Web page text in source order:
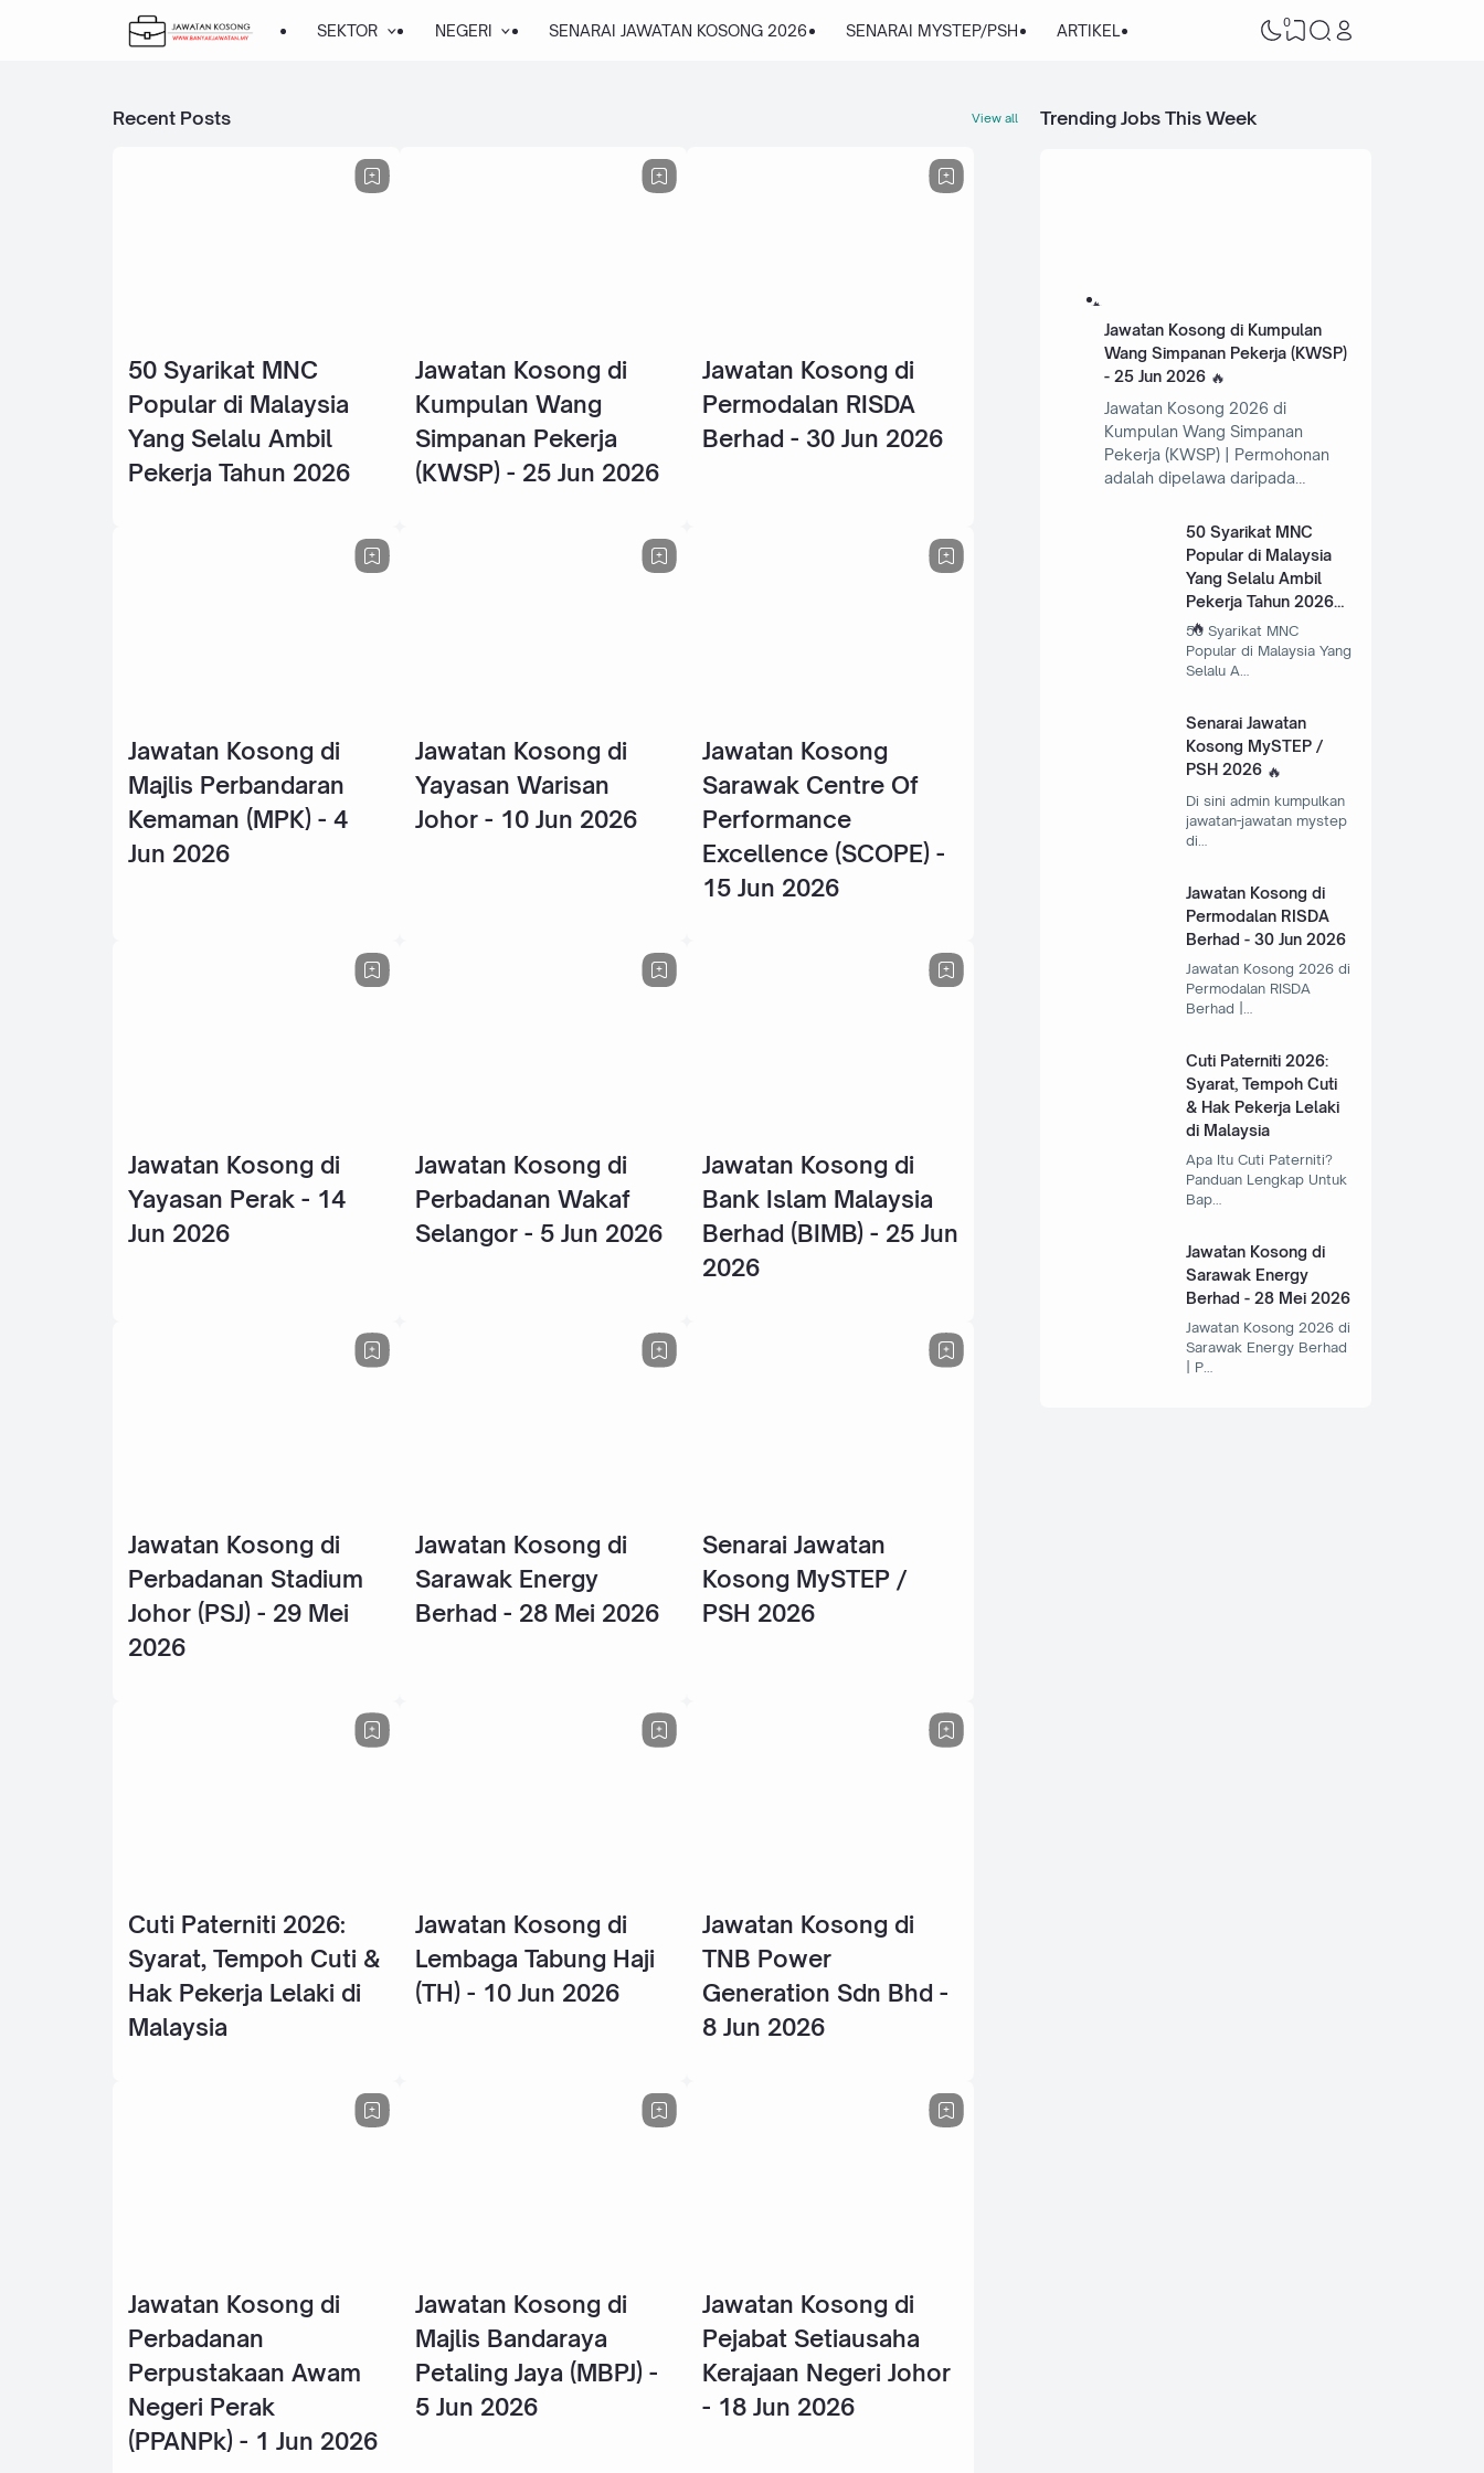
SEKTOR NEGERI SENARAI JAWATAN KOSONG 2026 SENARAI MYSTEP/PSH ARTIKEL 0
Recent Posts View all
50 Syarikat MNC
Popular di Malaysia
Yang Selalu Ambil
Pekerja Tahun 2026
Jawatan Kosong di
Kumpulan Wang
Simpanan Pekerja
(KWSP) - 25 Jun 2026
Jawatan Kosong di
Permodalan RISDA
Berhad - 30 Jun 2026
Jawatan Kosong di
Majlis Perbandaran
Kemaman (MPK) - 4
Jun 2026
Jawatan Kosong di
Yayasan Warisan
Johor - 10 Jun 2026
Jawatan Kosong
Sarawak Centre Of
Performance
Excellence (SCOPE) -
15 Jun 2026
Jawatan Kosong di
Yayasan Perak - 14
Jun 2026
Jawatan Kosong di
Perbadanan Wakaf
Selangor - 5 Jun 2026
Jawatan Kosong di
Bank Islam Malaysia
Berhad (BIMB) - 25 Jun
2026
Jawatan Kosong di
Perbadanan Stadium
Johor (PSJ) - 29 Mei
2026
Jawatan Kosong di
Sarawak Energy
Berhad - 28 Mei 2026
Senarai Jawatan
Kosong MySTEP /
PSH 2026
Cuti Paterniti 2026:
Syarat, Tempoh Cuti &
Hak Pekerja Lelaki di
Malaysia
Jawatan Kosong di
Lembaga Tabung Haji
(TH) - 10 Jun 2026
Jawatan Kosong di
TNB Power
Generation Sdn Bhd -
8 Jun 2026
Jawatan Kosong di
Perbadanan
Perpustakaan Awam
Negeri Perak
(PPANPk) - 1 Jun 2026
Jawatan Kosong di
Majlis Bandaraya
Petaling Jaya (MBPJ) -
5 Jun 2026
Jawatan Kosong di
Pejabat Setiausaha
Kerajaan Negeri Johor
- 18 Jun 2026
Trending Jobs This Week
Jawatan Kosong di Kumpulan
Wang Simpanan Pekerja (KWSP)
- 25 Jun 2026
Jawatan Kosong 2026 di
Kumpulan Wang Simpanan
Pekerja (KWSP) | Permohonan
adalah dipelawa daripada…
50 Syarikat MNC
Popular di Malaysia
Yang Selalu Ambil
Pekerja Tahun 2026
50 Syarikat MNC
Popular di Malaysia Yang
Selalu A…
Senarai Jawatan
Kosong MySTEP /
PSH 2026
Di sini admin kumpulkan
jawatan-jawatan mystep
di…
Jawatan Kosong di
Permodalan RISDA
Berhad - 30 Jun 2026
Jawatan Kosong 2026 di
Permodalan RISDA
Cuti Paterniti 2026:
Syarat, Tempoh Cuti
& Hak Pekerja Lelaki
di Malaysia
Apa Itu Cuti Paterniti?
Panduan Lengkap Untuk
Bap…
Jawatan Kosong di
Sarawak Energy
Berhad - 28 Mei 2026
Jawatan Kosong 2026 di
Sarawak Energy Berhad
| P…